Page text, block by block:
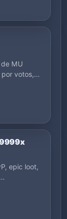
MU
votos,
para
epic loot,